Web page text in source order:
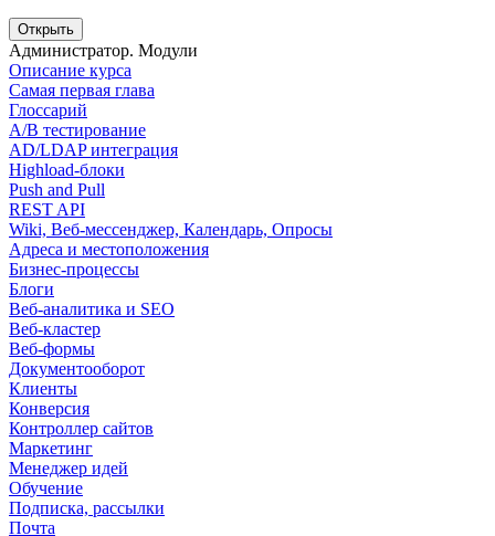
Открыть
Администратор. Модули
Описание курса
Самая первая глава
Глоссарий
A/B тестирование
AD/LDAP интеграция
Highload-блоки
Push and Pull
REST API
Wiki, Веб-мессенджер, Календарь, Опросы
Адреса и местоположения
Бизнес-процессы
Блоги
Веб-аналитика и SEO
Веб-кластер
Веб-формы
Документооборот
Клиенты
Конверсия
Контроллер сайтов
Маркетинг
Менеджер идей
Обучение
Подписка, рассылки
Почта